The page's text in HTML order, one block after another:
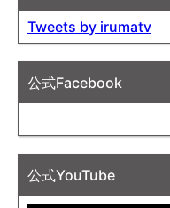
Tweets by irumatv
公式Facebook
公式YouTube